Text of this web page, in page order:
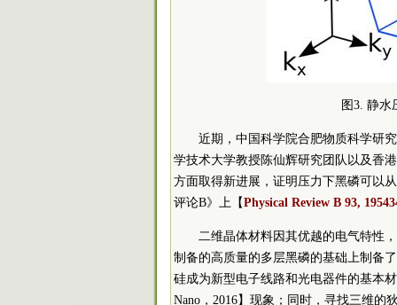
图3. 静水
近期，中国科学院合肥物质科学研
学技术大学教授陈仙辉研究团队以及香
方面取得新进展，证明压力下黑磷可以
评论B》上【Physical Review B 93,
二维晶体材料因其优越的电气特性
制备的高质量的多层黑磷的基础上制备
硅成为新型电子线路和光电器件的基本
Nano，2016】现象；同时，寻找三维的